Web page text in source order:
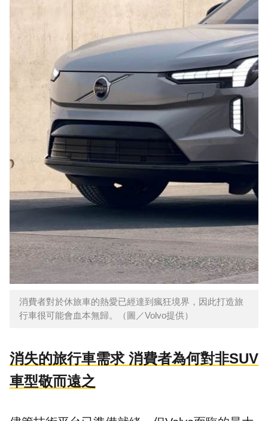
消費者對於休旅車的熱愛已經達到瘋狂境界，因此打造旅
行車很可能會血本無歸。（圖／Volvo提供）
消失的旅行車需求 消費者為何對非SUV
車型敬而遠之